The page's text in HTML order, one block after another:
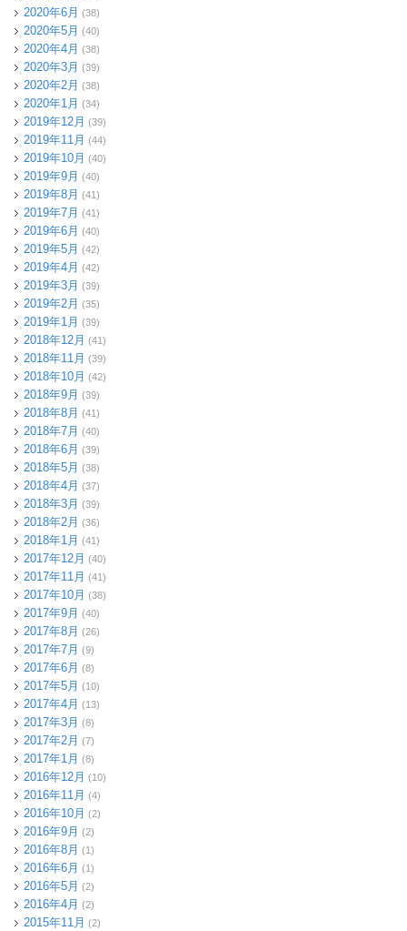
2020年6月 (38)
2020年5月 (40)
2020年4月 (38)
2020年3月 (39)
2020年2月 (38)
2020年1月 (34)
2019年12月 (39)
2019年11月 (44)
2019年10月 (40)
2019年9月 (40)
2019年8月 (41)
2019年7月 (41)
2019年6月 (40)
2019年5月 (42)
2019年4月 (42)
2019年3月 (39)
2019年2月 (35)
2019年1月 (39)
2018年12月 (41)
2018年11月 (39)
2018年10月 (42)
2018年9月 (39)
2018年8月 (41)
2018年7月 (40)
2018年6月 (39)
2018年5月 (38)
2018年4月 (37)
2018年3月 (39)
2018年2月 (36)
2018年1月 (41)
2017年12月 (40)
2017年11月 (41)
2017年10月 (38)
2017年9月 (40)
2017年8月 (26)
2017年7月 (9)
2017年6月 (8)
2017年5月 (10)
2017年4月 (13)
2017年3月 (8)
2017年2月 (7)
2017年1月 (8)
2016年12月 (10)
2016年11月 (4)
2016年10月 (2)
2016年9月 (2)
2016年8月 (1)
2016年6月 (1)
2016年5月 (2)
2016年4月 (2)
2015年11月 (2)